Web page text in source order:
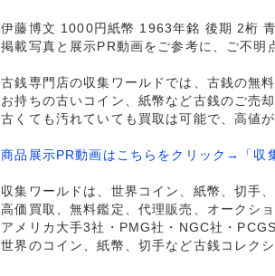
伊藤博文 1000円紙幣 1963年銘 後期 2桁
掲載写真と展示PR動画をご参考に、ご不明
古銭専門店の収集ワールドでは、古銭の無
お持ちの古いコイン、紙幣など古銭のご売
古くても汚れていても買取は可能で、高値
商品展示PR動画はこちらをクリック→「収
収集ワールドは、世界コイン、紙幣、切手
高価買取、無料鑑定、代理販売、オークシ
アメリカ大手3社・PMG社・NGC社・
世界のコイン、紙幣、切手など古銭コレク